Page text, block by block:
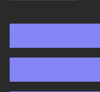
Accessibilité :
guyanais